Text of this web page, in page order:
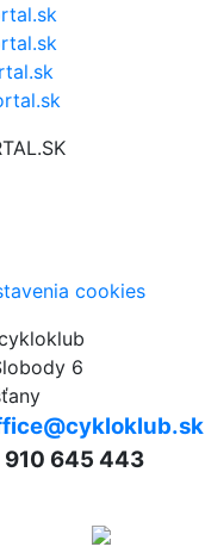
cookies
6
910 645 443